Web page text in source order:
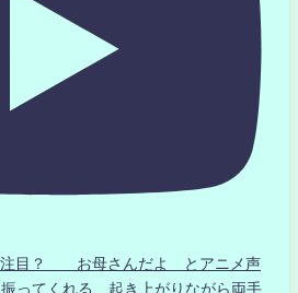
注目？ お母さんだよ とアニメ声
ってくれる 起き上がりながら両手